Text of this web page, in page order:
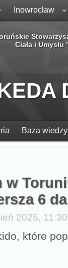
Inowrocław
Ciała i Umysłu
Baza wiedzy
w
6
2025,
które